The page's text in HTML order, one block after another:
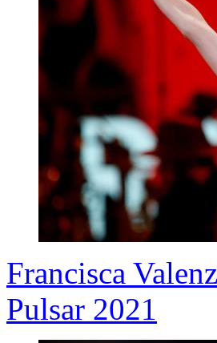
Francisca
Pulsar 2021